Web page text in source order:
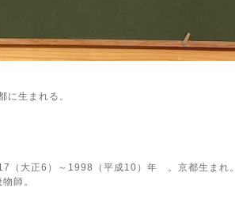
に生まれる。
（大正6）～1998（平成10）年 。京都生まれ
師。